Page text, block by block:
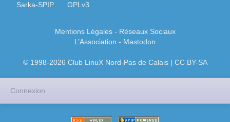
Sarka-SPIP GPLv3
Mentions Légales- Réseaux Sociaux
L’Association - Mastodon
© 1998-2026 Club LinuX Nord-Pas de Calais | CC BY-SA
Connexion